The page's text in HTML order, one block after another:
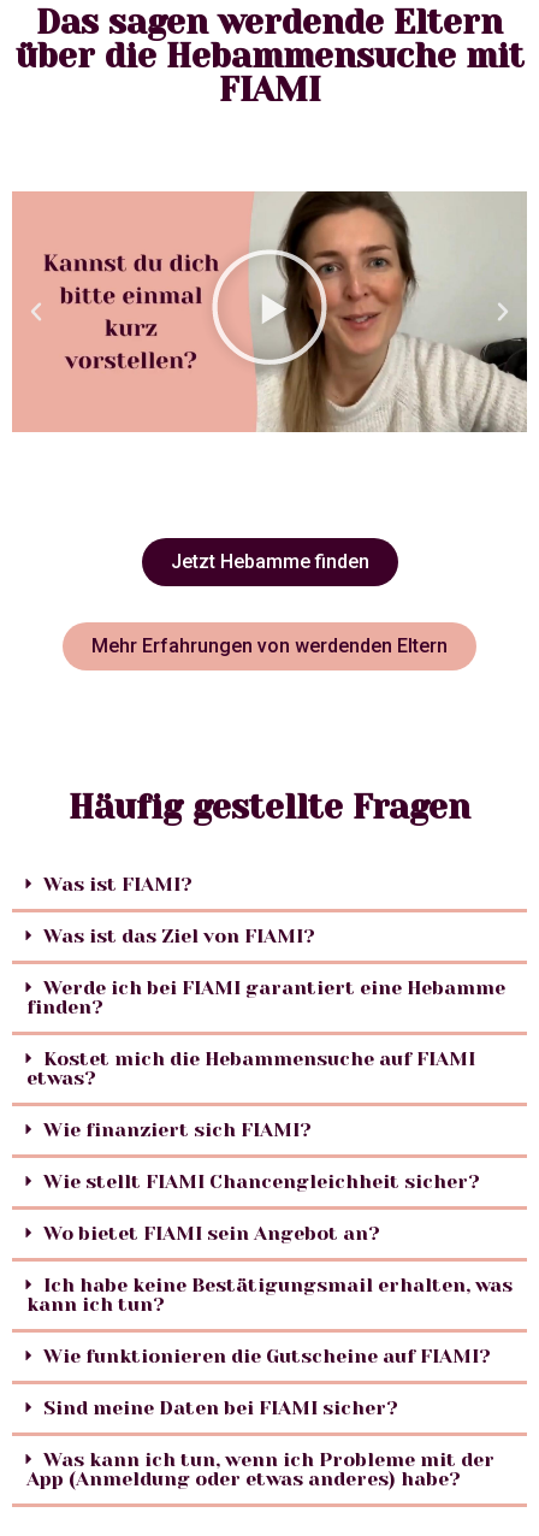
Das sagen werdende Eltern
über die Hebammensuche mit
FIAMI
Jetzt Hebamme finden
Mehr Erfahrungen von werdenden Eltern
Häufig gestellte Fragen
Was ist FIAMI?
Was ist das Ziel von FIAMI?
Werde ich bei FIAMI garantiert eine Hebamme
finden?
Kostet mich die Hebammensuche auf FIAMI
etwas?
Wie finanziert sich FIAMI?
Wie stellt FIAMI Chancengleichheit sicher?
Wo bietet FIAMI sein Angebot an?
Ich habe keine Bestätigungsmail erhalten, was
kann ich tun?
Wie funktionieren die Gutscheine auf FIAMI?
Sind meine Daten bei FIAMI sicher?
Was kann ich tun, wenn ich Probleme mit der
App (Anmeldung oder etwas anderes) habe?